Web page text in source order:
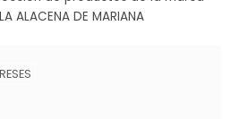
ALACENA DE MARIANA